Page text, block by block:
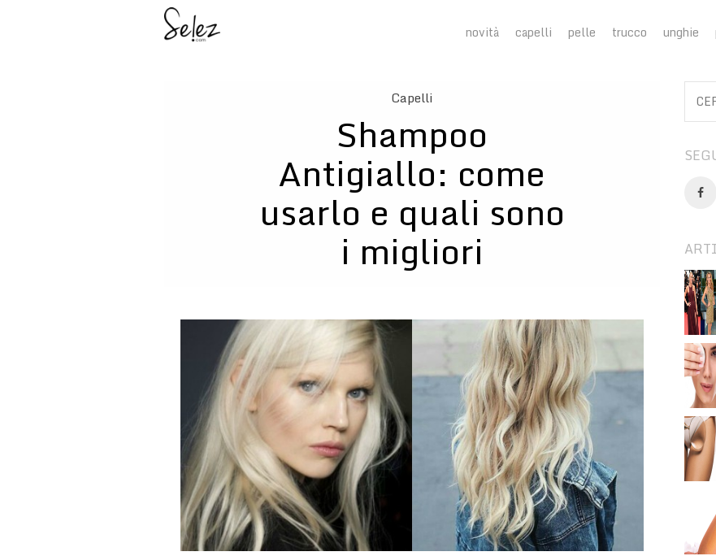
novità capelli pelle trucco unghie
Capelli
Shampoo
Antigiallo: come
usarlo e quali sono
i migliori